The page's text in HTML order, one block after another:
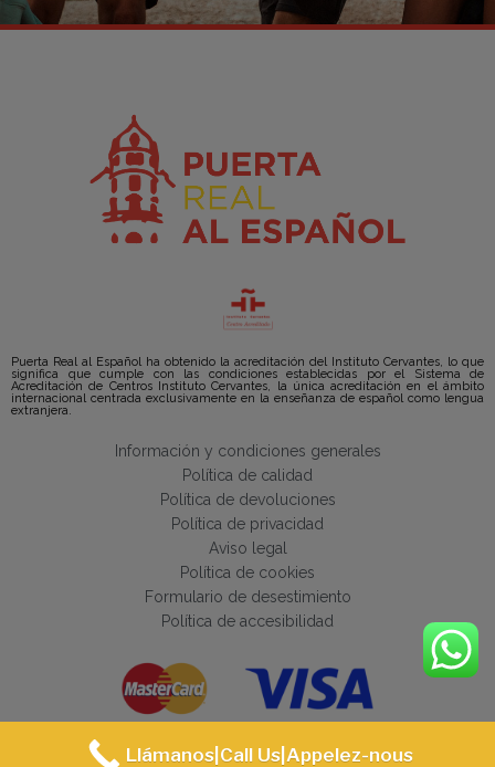
Puerta Real al Español ha obtenido la acreditación del Instituto Cervantes, lo que
significa que cumple con las condiciones establecidas por el Sistema de
Acreditación de Centros Instituto Cervantes, la única acreditación en el ámbito
internacional centrada exclusivamente en la enseñanza de español como lengua
extranjera.
Información y condiciones generales
Política de calidad
Política de devoluciones
Política de privacidad
Aviso legal
Política de cookies
Formulario de desestimiento
Política de accesibilidad
Llámanos|Call Us|Appelez-nous